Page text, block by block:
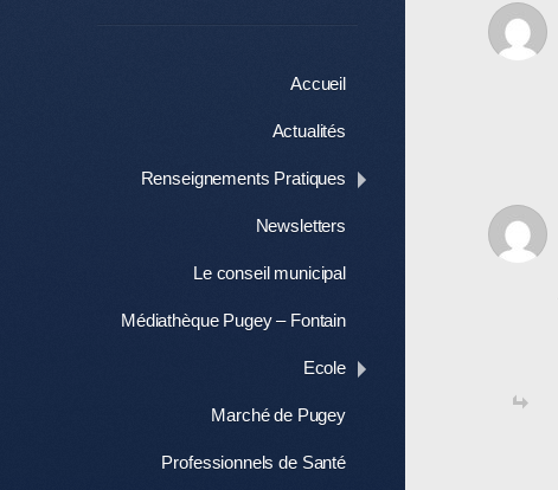
Accueil
Actualités
Renseignements Pratiques
Newsletters
Le conseil municipal
Médiathèque Pugey – Fontain
Ecole
Marché de Pugey
Professionnels de Santé